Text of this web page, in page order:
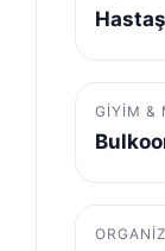
GIYIM &